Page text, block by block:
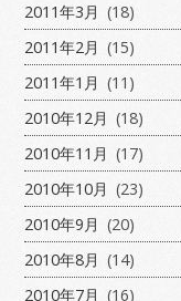
2011年3月 (18)
2011年2月 (15)
2011年1月 (11)
2010年12月 (18)
2010年11月 (17)
2010年10月 (23)
2010年9月 (20)
2010年8月 (14)
2010年7月 (16)